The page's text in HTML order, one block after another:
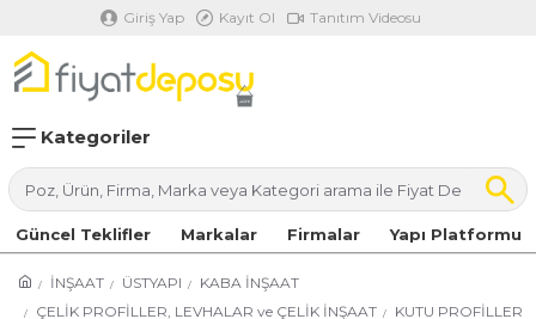
Giriş Yap Kayıt Ol Tanıtım Videosu
Kategoriler
Güncel Teklifler Markalar Firmalar Yapı Platformu
İNŞAAT ÜSTYAPI
KABA İNŞAAT
ÇELİK PROFİLLER, LEVHALAR ve ÇELİK İNŞAAT
KUTU PROFİLLER